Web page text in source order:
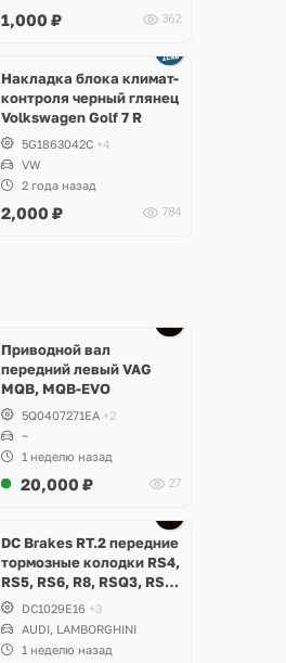
1,000 ₽ 362
Накладка блока климат-
контроля черный глянец
Volkswagen Golf 7 R
5G1863042C +4
VW
2 года назад
2,000 ₽ 784
Приводной вал
передний левый VAG
MQB, MQB-EVO
5Q0407271EA +2
~
1 неделю назад
20,000 ₽ 27
DC Brakes RT.2 передние
тормозные колодки RS4,
RS5, RS6, R8, RSQ3, RS3
8V (комплект 8 шт)
DC1029E16 +3
AUDI, LAMBORGHINI
1 неделю назад